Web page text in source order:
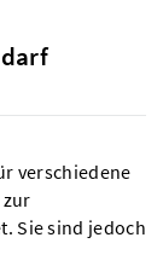
verschiedene
Sie sind jedoch